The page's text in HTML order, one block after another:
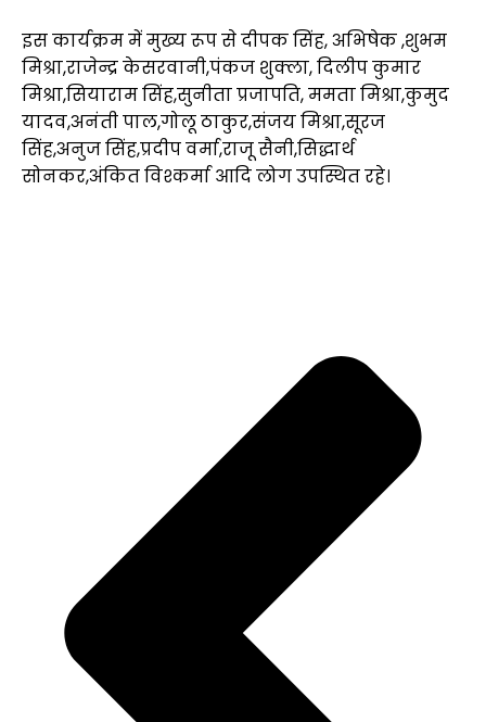
इस कार्यक्रम में मुख्य रूप से दीपक सिंह, अभिषेक ,शुभम
मिश्रा,राजेन्द्र केसरवानी,पंकज शुक्ला, दिलीप कुमार
मिश्रा,सियाराम सिंह,सुनीता प्रजापति, ममता मिश्रा,कुमुद
यादव,अनंती पाल,गोलू ठाकुर,संजय मिश्रा,सूरज
सिंह,अनुज सिंह,प्रदीप वर्मा,राजू सैनी,सिद्धार्थ
सोनकर,अंकित विश्कर्मा आदि लोग उपस्थित रहे।